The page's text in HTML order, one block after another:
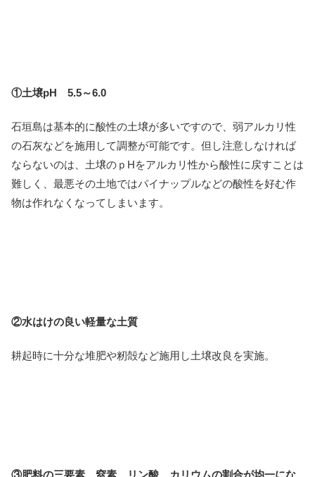
①土壌pH 5.5～6.0
石垣島は基本的に酸性の土壌が多いですので、弱アルカリ性
の石灰などを施用して調整が可能です。但し注意しなければ
ならないのは、土壌のｐHをアルカリ性から酸性に戻すことは
難しく、最悪その土地ではパイナップルなどの酸性を好む作
物は作れなくなってしまいます。
②水はけの良い軽量な土質
耕起時に十分な堆肥や籾殻など施用し土壌改良を実施。
③肥料の三要素 窒素、リン酸、カリウムの割合が均一にな